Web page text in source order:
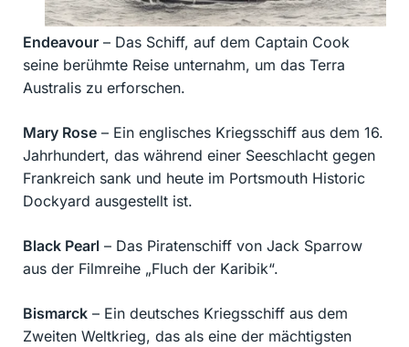
Endeavour – Das Schiff, auf dem Captain Cook
seine berühmte Reise unternahm, um das Terra
Australis zu erforschen.
Mary Rose – Ein englisches Kriegsschiff aus dem 16.
Jahrhundert, das während einer Seeschlacht gegen
Frankreich sank und heute im Portsmouth Historic
Dockyard ausgestellt ist.
Black Pearl – Das Piratenschiff von Jack Sparrow
aus der Filmreihe „Fluch der Karibik“.
Bismarck – Ein deutsches Kriegsschiff aus dem
Zweiten Weltkrieg, das als eine der mächtigsten